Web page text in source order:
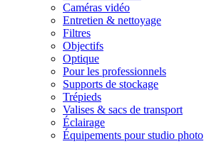
Caméras vidéo
Entretien & nettoyage
Filtres
Objectifs
Optique
Pour les professionnels
Supports de stockage
Trépieds
Valises & sacs de transport
Éclairage
Équipements pour studio photo